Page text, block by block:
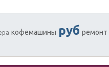
кофемашины руб ремонт